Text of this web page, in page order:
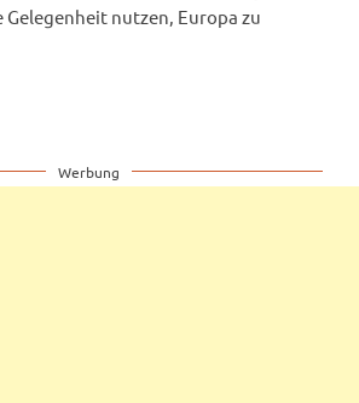
Gelegenheit nutzen, Europa zu
Werbung